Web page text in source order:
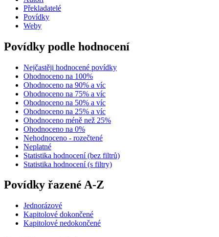
Překladatelé
Povídky
Weby
Povídky podle hodnocení
Nejčastěji hodnocené povídky
Ohodnoceno na 100%
Ohodnoceno na 90% a víc
Ohodnoceno na 75% a víc
Ohodnoceno na 50% a víc
Ohodnoceno na 25% a víc
Ohodnoceno méně než 25%
Ohodnoceno na 0%
Nehodnoceno - rozečtené
Neplatné
Statistika hodnocení (bez filtrů)
Statistika hodnocení (s filtry)
Povídky řazené A-Z
Jednorázové
Kapitolové dokončené
Kapitolové nedokončené